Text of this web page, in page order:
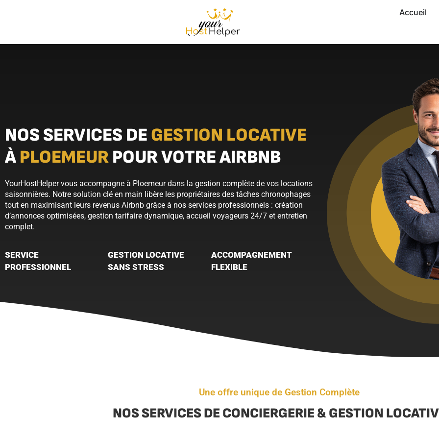
Accueil
NOS SERVICES DE GESTION LOCATIVE
À PLOEMEUR POUR VOTRE AIRBNB
YourHostHelper vous accompagne à Ploemeur dans la gestion complète de vos locations
saisonnières. Notre solution clé en main libère les propriétaires des tâches chronophages
tout en maximisant leurs revenus Airbnb grâce à nos services professionnels : création
d’annonces optimisées, gestion tarifaire dynamique, accueil voyageurs 24/7 et entretien
complet.
SERVICE
PROFESSIONNEL
GESTION LOCATIVE
SANS STRESS
ACCOMPAGNEMENT
FLEXIBLE
Une offre unique de Gestion Complète
NOS SERVICES DE CONCIERGERIE & GESTION